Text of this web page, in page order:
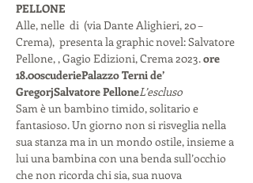
PELLONE
Alle, nelle di (via Dante Alighieri, 20 –
Crema), presenta la graphic novel: Salvatore
Pellone, , Gagio Edizioni, Crema 2023. ore
18.00scuderiePalazzo Terni de’
GregorjSalvatore PelloneL’escluso
Sam è un bambino timido, solitario e
fantasioso. Un giorno non si risveglia nella
sua stanza ma in un mondo ostile, insieme a
lui una bambina con una benda sull’occhio
che non ricorda chi sia, sua nuova